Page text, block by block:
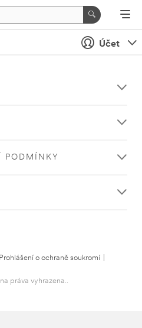
Účet
PODMÍNKY
Prohlášení o ochraně soukromí
práva vyhrazena..